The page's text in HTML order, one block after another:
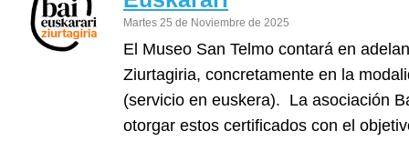
Martes 25 de Noviembre de 2025
El Museo San Telmo contará en
Ziurtagiria, concretamente en la
(servicio en euskera). La asociación
otorgar estos certificados con el